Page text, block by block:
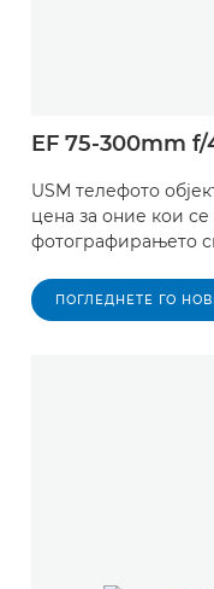
EF 75-300mm f/
USM телефото
цена за оние кои се
фотографирањето
ПОГЛЕДНЕТЕ ГО